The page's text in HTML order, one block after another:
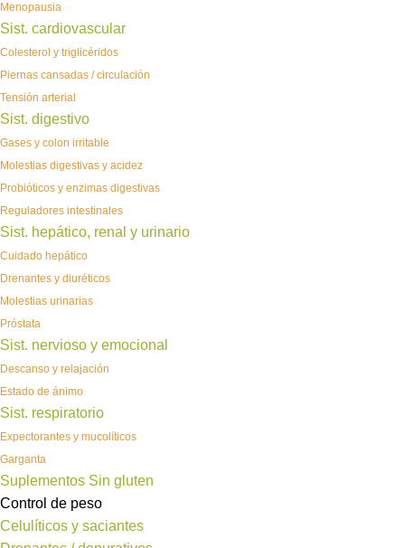
Menopausia
Sist. cardiovascular
Colesterol y triglicéridos
Piernas cansadas / circulación
Tensión arterial
Sist. digestivo
Gases y colon irritable
Molestias digestivas y acidez
Probióticos y enzimas digestivas
Reguladores intestinales
Sist. hepático, renal y urinario
Cuidado hepático
Drenantes y diuréticos
Molestias urinarias
Próstata
Sist. nervioso y emocional
Descanso y relajación
Estado de ánimo
Sist. respiratorio
Expectorantes y mucolíticos
Garganta
Suplementos Sin gluten
Control de peso
Celulíticos y saciantes